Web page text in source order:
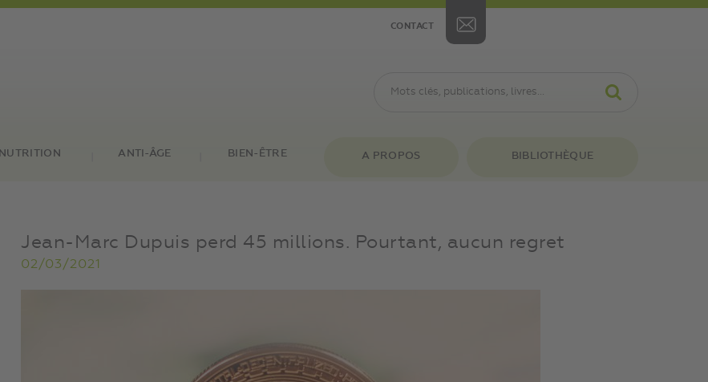
CONTACT
NUTRITION ANTI-ÂGE BIEN-ÊTRE A PROPOS BIBLIOTHÈQUE
Jean-Marc Dupuis perd 45 millions. Pourtant, aucun regret
02/03/2021